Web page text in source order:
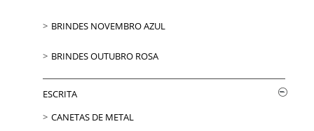
BRINDES NOVEMBRO AZUL
BRINDES OUTUBRO ROSA
ESCRITA
CANETAS DE METAL